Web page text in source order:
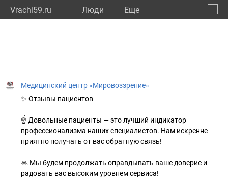
Vrachi59.ru Люди Eще
Медицинский центр «Мировоззрение»
✨ Отзывы пациентов
☝ Довольные пациенты — это лучший индикатор
профессионализма наших специалистов. Нам искренне
приятно получать от вас обратную связь!
🙏 Мы будем продолжать оправдывать ваше доверие и
радовать вас высоким уровнем сервиса!